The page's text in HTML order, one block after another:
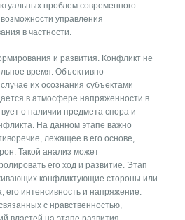
проблем современного
управления
в частности.
и развития. Конфликт не
время. Объективно
их осознания субъектами
в атмосфере напряженности в
о наличии предмета спора и
На данном этапе важно
лежащее в его основе,
Такой анализ может
его ход и развитие. Этап
конфликтующие стороны или
интенсивность и напряжение.
с нравственностью,